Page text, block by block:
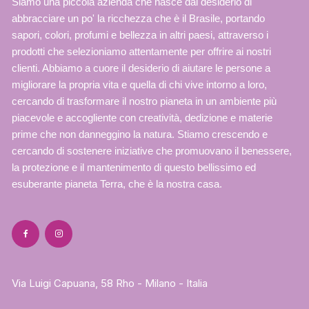
abbracciare un po' la ricchezza che è il Brasile, portando
sapori, colori, profumi e bellezza in altri paesi, attraverso i
prodotti che selezioniamo attentamente per offrire ai nostri
clienti. Abbiamo a cuore il desiderio di aiutare le persone a
migliorare la propria vita e quella di chi vive intorno a loro,
cercando di trasformare il nostro pianeta in un ambiente più
piacevole e accogliente con creatività, dedizione e materie
prime che non danneggino la natura. Stiamo crescendo e
cercando di sostenere iniziative che promuovano il benessere,
la protezione e il mantenimento di questo bellissimo ed
esuberante pianeta Terra, che è la nostra casa.
Via Luigi Capuana, 58 Rho - Milano - Italia